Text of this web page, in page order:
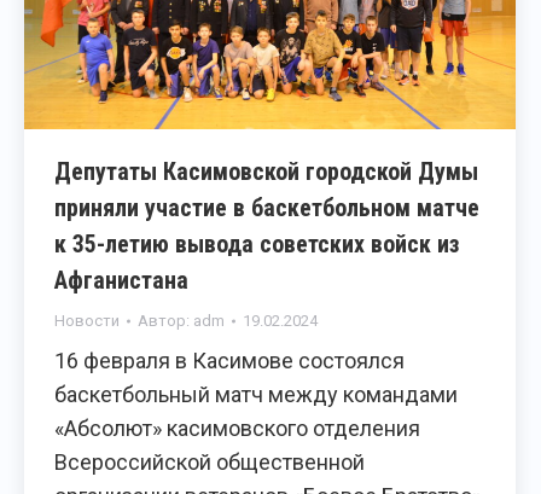
Депутаты Касимовской городской Думы
приняли участие в баскетбольном матче
к 35-летию вывода советских войск из
Афганистана
Новости Автор: adm 19.02.2024
16 февраля в Касимове состоялся
баскетбольный матч между командами
«Абсолют» касимовского отделения
Всероссийской общественной